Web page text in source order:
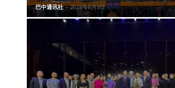
巴中通讯社 - 2026年8月3日